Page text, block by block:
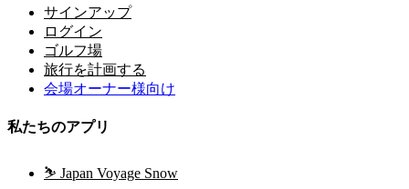
サインアップ
ログイン
ゴルフ場
旅行を計画する
会場オーナー様向け
私たちのアプリ
⛷️ Japan Voyage Snow